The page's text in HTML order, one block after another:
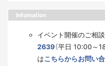
Infomation
イベント開催のご相
2639（平日 10:00～
はこちらからお問い